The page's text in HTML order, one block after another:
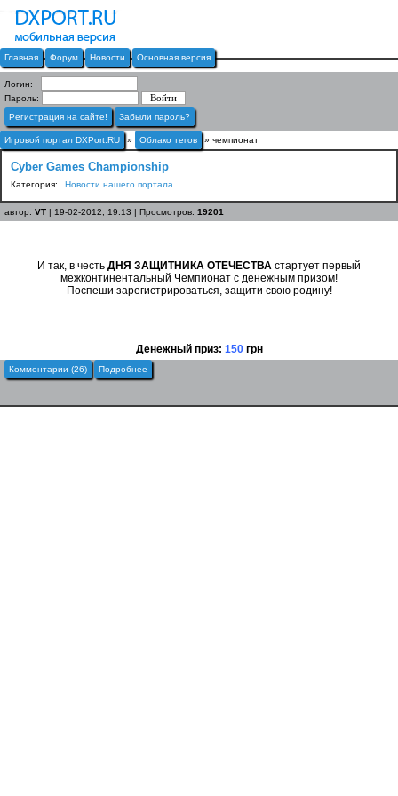
Главная Форум Новости Основная версия
Логин:
Пароль:
Регистрация на сайте!
Забыли пароль?
Игровой портал DXPort.RU » Облако тегов » чемпионат
Cyber Games Championship
Категория: Новости нашего портала
автор: VT | 19-02-2012, 19:13 | Просмотров: 19201
И так, в честь ДНЯ ЗАЩИТНИКА ОТЕЧЕСТВА стартует первый
межконтинентальный Чемпионат с денежным призом!
Поспеши зарегистрироваться, защити свою родину!
Денежный приз: 150 грн
Комментарии (26) Подробнее